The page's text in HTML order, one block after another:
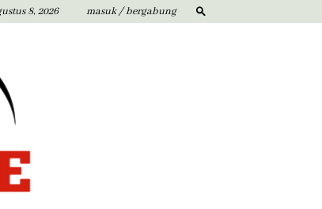
8, 2026 masuk / bergabung